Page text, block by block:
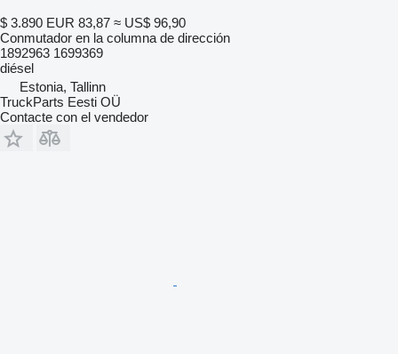
$ 3.890 EUR 83,87 ≈ US$ 96,90
Conmutador en la columna de dirección
1892963 1699369
diésel
Estonia, Tallinn
TruckParts Eesti OÜ
Contacte con el vendedor